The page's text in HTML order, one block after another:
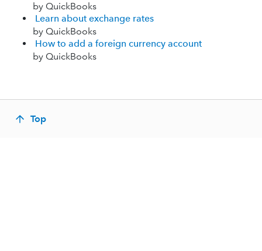
by QuickBooks
Learn about exchange rates
by QuickBooks
How to add a foreign currency account
by QuickBooks
Top